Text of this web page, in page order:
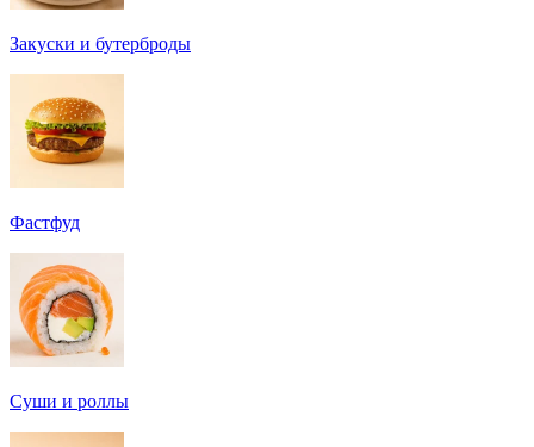
Закуски и бутерброды
Фастфуд
Суши и роллы